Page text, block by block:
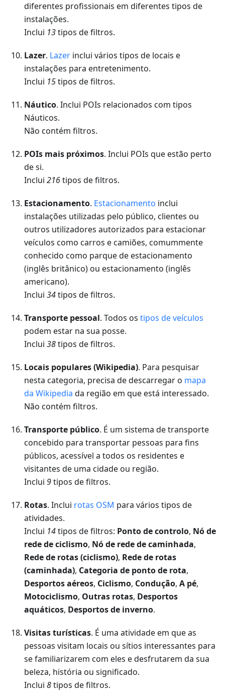
diferentes profissionais em diferentes tipos de
instalações.
Inclui 13tipos de filtros.
Lazer. Lazer inclui vários tipos de locais e
instalações para entretenimento.
Inclui 15tipos de filtros.
Náutico. Inclui POIs relacionados com tipos
Náuticos.
Não contém filtros.
POIs mais próximos. Inclui POIs que estão perto
de si.
Inclui 216tipos de filtros.
Estacionamento. Estacionamento inclui
instalações utilizadas pelo público, clientes ou
outros utilizadores autorizados para estacionar
veículos como carros e camiões, comummente
conhecido como parque de estacionamento
(inglês britânico) ou estacionamento (inglês
americano).
Inclui 34tipos de filtros.
Transporte pessoal. Todos os tipos de veículos
podem estar na sua posse.
Inclui 38tipos de filtros.
Locais populares (Wikipedia). Para pesquisar
nesta categoria, precisa de descarregar o mapa
da Wikipedia da região em que está interessado.
Não contém filtros.
Transporte público. É um sistema de transporte
concebido para transportar pessoas para fins
públicos, acessível a todos os residentes e
visitantes de uma cidade ou região.
Inclui 9tipos de filtros.
Rotas. Inclui rotas OSM para vários tipos de
atividades.
Inclui 14tipos de filtros: Ponto de controlo, Nó de
rede de ciclismo, Nó de rede de caminhada,
Rede de rotas (ciclismo), Rede de rotas
(caminhada), Categoria de ponto de rota,
Desportos aéreos, Ciclismo, Condução, A pé,
Motociclismo, Outras rotas, Desportos
aquáticos, Desportos de inverno.
Visitas turísticas. É uma atividade em que as
pessoas visitam locais ou sítios interessantes para
se familiarizarem com eles e desfrutarem da sua
beleza, história ou significado.
Inclui 8tipos de filtros.